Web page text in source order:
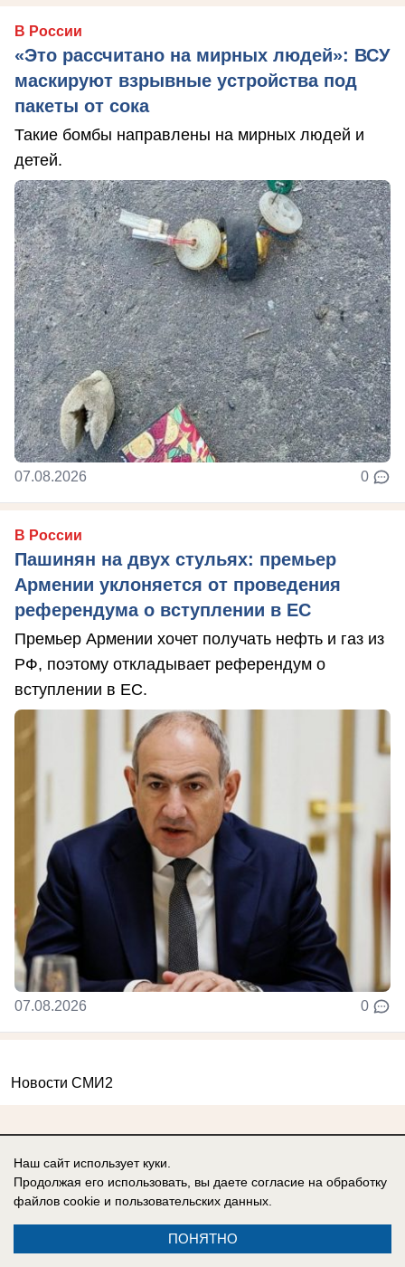
В России
«Это рассчитано на мирных людей»: ВСУ
маскируют взрывные устройства под
пакеты от сока
Такие бомбы направлены на мирных людей и
детей.
07.08.2026 0
В России
Пашинян на двух стульях: премьер
Армении уклоняется от проведения
референдума о вступлении в ЕС
Премьер Армении хочет получать нефть и газ из
РФ, поэтому откладывает референдум о
вступлении в ЕС.
07.08.2026 0
Новости СМИ2
Реклама на сайте
Контакты
Вакансии
Информация
Наш сайт использует куки.
Продолжая его использовать, вы даете согласие на обработку
файлов cookie и пользовательских данных.
ПОНЯТНО